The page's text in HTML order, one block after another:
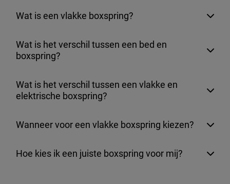
5 jaar garantie volgens
Montage
montage niet inbegrepen
meubelmondstuk
Wat is een vlakke boxspring?
Wat is het verschil tussen een bed en
boxspring?
Wat is het verschil tussen een vlakke en
elektrische boxspring?
Wanneer voor een vlakke boxspring kiezen?
Hoe kies ik een juiste boxspring voor mij?